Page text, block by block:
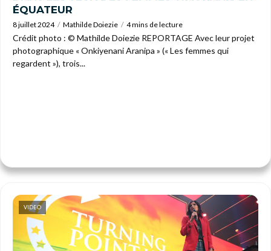
ÉQUATEUR
8 juillet 2024 Mathilde Doiezie 4 mins de lecture
Crédit photo : © Mathilde Doiezie REPORTAGE Avec leur projet
photographique « Onkiyenani Aranipa » (« Les femmes qui
regardent »), trois...
VIDEO